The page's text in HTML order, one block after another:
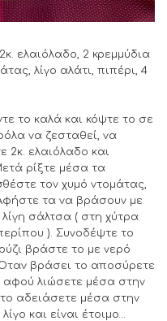
ελαιόλαδο, 2 κρεμμύδια
λίγο αλάτι, πιπέρι, 4
το καλά και κόψτε το σε
να ζεσταθεί, να
2κ. ελαιόλαδο και
ρίξτε μέσα τα
τον χυμό ντομάτας,
τα να βράσουν με
λίγη σάλτσα ( στη χύτρα
). Συνοδέψτε το
βράστε το με νερό
βράσει το αποσύρετε
λιώσετε μέσα στην
αδειάσετε μέσα στην
και είναι έτοιμο…